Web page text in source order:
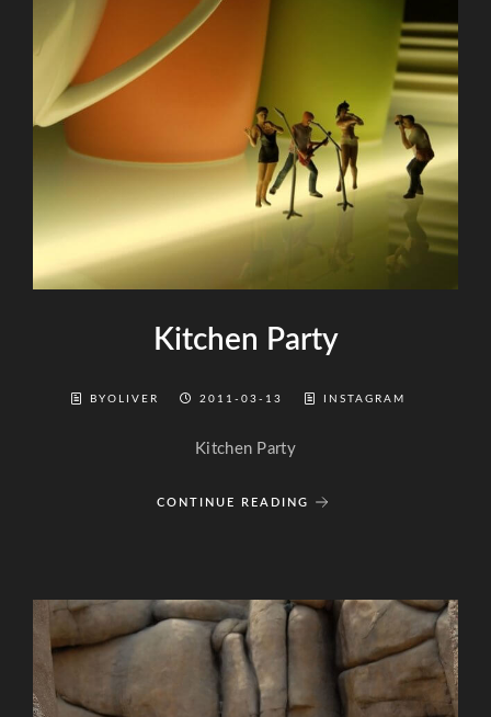
Kitchen Party
BYOLIVER 2011-03-13 INSTAGRAM
Kitchen Party
CONTINUE READING